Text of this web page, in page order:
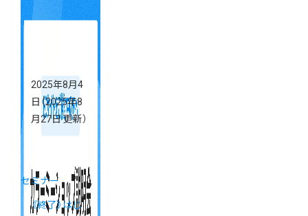
ョップ「カラ
ーミーブート
2025年8月4
日 （2025年8
月27日 更新）
セミナー
《終了》はじ